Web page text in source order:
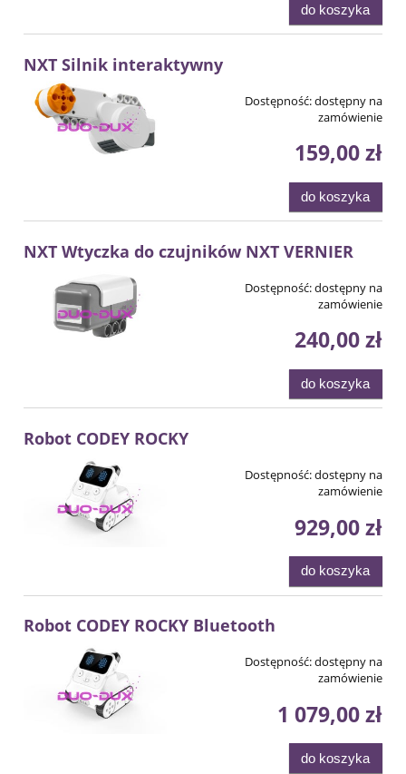
do koszyka
NXT Silnik interaktywny
Dostępność:dostępny na
zamówienie
159,00 zł
do koszyka
NXT Wtyczka do czujników NXT VERNIER
Dostępność:dostępny na
zamówienie
240,00 zł
do koszyka
Robot CODEY ROCKY
Dostępność:dostępny na
zamówienie
929,00 zł
do koszyka
Robot CODEY ROCKY Bluetooth
Dostępność:dostępny na
zamówienie
1 079,00 zł
do koszyka